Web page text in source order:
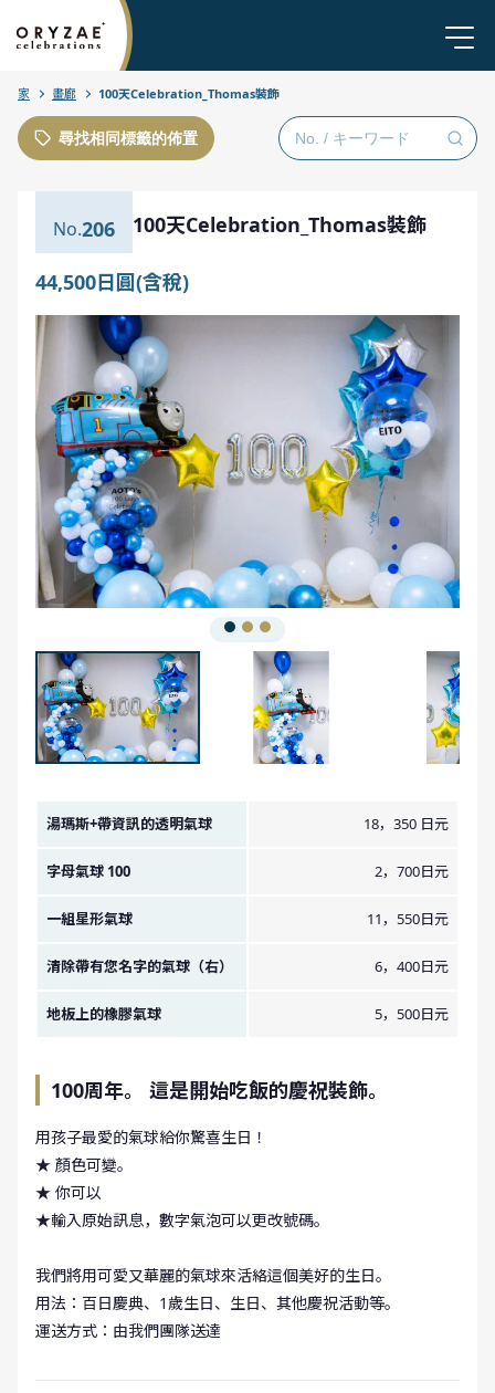
家 畫廊 100天Celebration_Thomas裝飾
尋找相同標籤的佈置
206 100天Celebration_Thomas裝飾
44,500日圓(含稅)
金額圖像
湯瑪斯+帶資訊的透明氣球 18，350 日元
字母氣球 100 2，700日元
一組星形氣球 11，550日元
清除帶有您名字的氣球（右） 6，400日元
地板上的橡膠氣球 5，500日元
100周年。 這是開始吃飯的慶祝裝飾。
用孩子最愛的氣球給你驚喜生日！
★ 顏色可變。
★ 你可以
★輸入原始訊息，數字氣泡可以更改號碼。
我們將用可愛又華麗的氣球來活絡這個美好的生日。
用法：百日慶典、1歲生日、生日、其他慶祝活動等。
運送方式：由我們團隊送達